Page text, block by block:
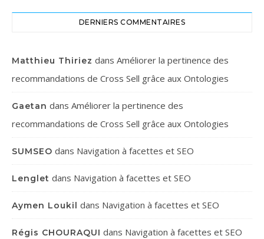
DERNIERS COMMENTAIRES
Matthieu Thiriez dans Améliorer la pertinence des
recommandations de Cross Sell grâce aux Ontologies
Gaetan dans Améliorer la pertinence des
recommandations de Cross Sell grâce aux Ontologies
SUMSEO dans Navigation à facettes et SEO
Lenglet dans Navigation à facettes et SEO
Aymen Loukil dans Navigation à facettes et SEO
Régis CHOURAQUI dans Navigation à facettes et SEO